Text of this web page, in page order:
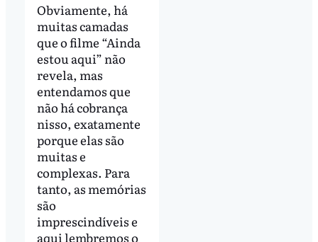
Obviamente, há
muitas camadas
que o filme “Ainda
estou aqui” não
revela, mas
entendamos que
não há cobrança
nisso, exatamente
porque elas são
muitas e
complexas. Para
tanto, as memórias
são
imprescindíveis e
aqui lembremos o